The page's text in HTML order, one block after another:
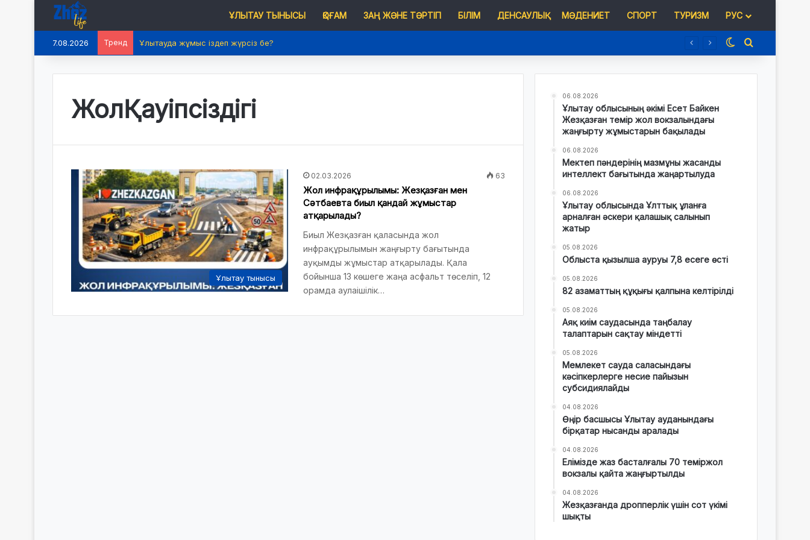
ҰЛЫТАУ ТЫНЫСЫ ҚОҒАМ ЗАҢ ЖӘНЕ ТӘРТІП БІЛІМ ДЕНСАУЛЫҚ МӘДЕНИЕТ СПОРТ ТУРИЗМ РУС
7.08.2026 Тренд Ұлытауда жұмыс іздеп жүрсіз бе? Switch skin
Іздеу
ЖолҚауіпсіздігі
Ұлытау тынысы
02.03.2026 63
Жол инфрақұрылымы: Жезқазған мен
Сәтбаевта биыл қандай жұмыстар
атқарылады?
Биыл Жезқазған қаласында жол
инфрақұрылымын жаңғырту бағытында
ауқымды жұмыстар атқарылады. Қала
бойынша 13 көшеге жаңа асфальт төселіп, 12
орамда аулаішілік…
06.08.2026
Ұлытау облысының әкімі Есет Байкен
Жезқазған темір жол вокзалындағы
жаңғырту жұмыстарын бақылады
06.08.2026
Мектеп пәндерінің мазмұны жасанды
интеллект бағытында жаңартылуда
06.08.2026
Ұлытау облысында Ұлттық ұланға
арналған әскери қалашық салынып
жатыр
05.08.2026
Облыста қызылша ауруы 7,8 есеге өсті
05.08.2026
82 азаматтың құқығы қалпына келтірілді
05.08.2026
Аяқ киім саудасында таңбалау
талаптарын сақтау міндетті
05.08.2026
Мемлекет сауда саласындағы
кәсіпкерлерге несие пайызын
субсидиялайды
04.08.2026
Өңір басшысы Ұлытау ауданындағы
бірқатар нысанды аралады
04.08.2026
Елімізде жаз басталғалы 70 теміржол
вокзалы қайта жаңғыртылды
04.08.2026
Жезқазғанда дропперлік үшін сот үкімі
шықты